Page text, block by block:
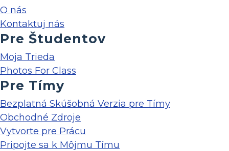
O nás
Kontaktuj nás
Pre Študentov
Moja Trieda
Photos For Class
Pre Tímy
Bezplatná Skúšobná Verzia pre Tímy
Obchodné Zdroje
Vytvorte pre Prácu
Pripojte sa k Môjmu Tímu